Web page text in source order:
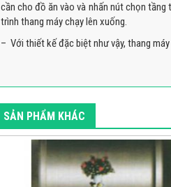
cần cho đồ ăn vào và nhấn nút chọn
trình thang máy chạy lên xuống.
– Với thiết kế đặc biệt như vậy, thang
SẢN PHẨM KHÁC